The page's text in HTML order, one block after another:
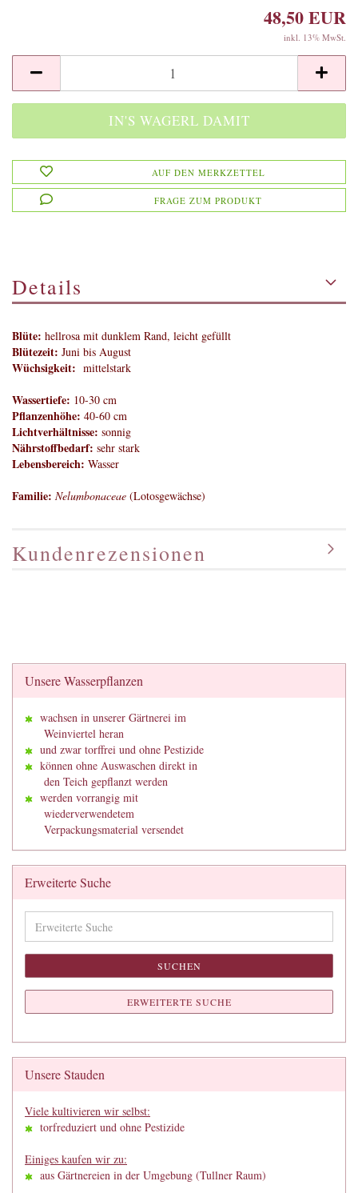
48,50 EUR
inkl. 13% MwSt.
AUF DEN MERKZETTEL
FRAGE ZUM PRODUKT
Details
Blüte: hellrosa mit dunklem Rand, leicht gefüllt
Blütezeit: Juni bis August
Wüchsigkeit: mittelstark
Wassertiefe: 10-30 cm
Pflanzenhöhe: 40-60 cm
Lichtverhältnisse: sonnig
Nährstoffbedarf: sehr stark
Lebensbereich: Wasser
Familie: Nelumbonaceae (Lotosgewächse)
Kundenrezensionen
Unsere Wasserpflanzen
wachsen in unserer Gärtnerei im
Weinviertel heran
und zwar torffrei und ohne Pestizide
können ohne Auswaschen direkt in
den Teich gepflanzt werden
werden vorrangig mit
wiederverwendetem
Verpackungsmaterial versendet
Erweiterte Suche
Suche
SUCHEN
ERWEITERTE SUCHE
Unsere Stauden
Viele kultivieren wir selbst:
torfreduziert und ohne Pestizide
Einiges kaufen wir zu:
aus Gärtnereien in der Umgebung (Tullner Raum)